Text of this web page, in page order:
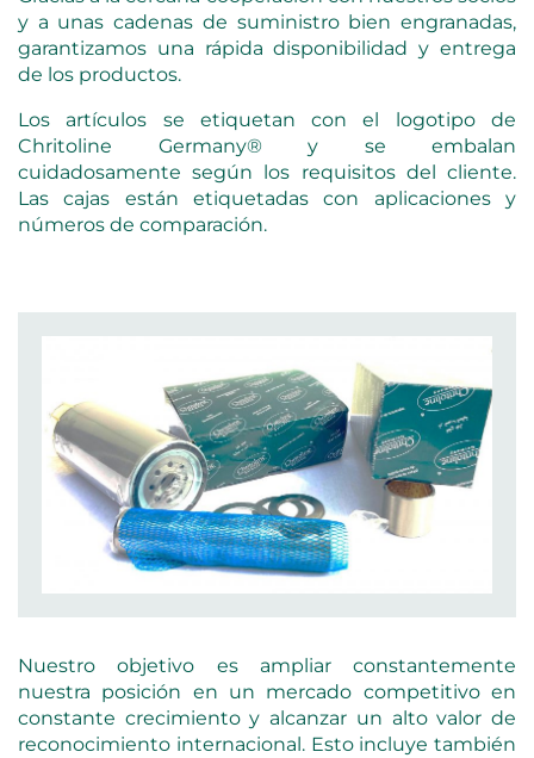
y a unas cadenas de suministro bien engranadas,
garantizamos una rápida disponibilidad y entrega
de los productos.
Los artículos se etiquetan con el logotipo de
Chritoline Germany® y se embalan
cuidadosamente según los requisitos del cliente.
Las cajas están etiquetadas con aplicaciones y
números de comparación.
Nuestro objetivo es ampliar constantemente
nuestra posición en un mercado competitivo en
constante crecimiento y alcanzar un alto valor de
reconocimiento internacional. Esto incluye también